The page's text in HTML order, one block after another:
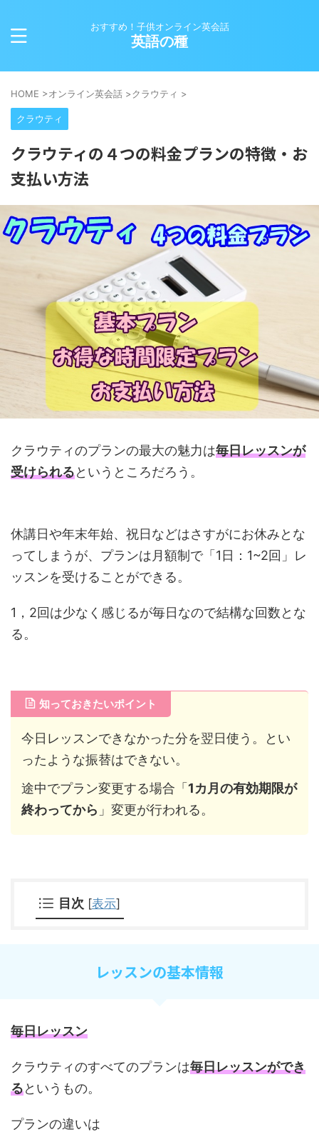
おすすめ！子供オンライン英会話
英語の種
HOME >オンライン英会話 >クラウティ >
クラウティ
クラウティの４つの料金プランの特徴・お
支払い方法
クラウティのプランの最大の魅力は毎日レッスンが
受けられるというところだろう。
休講日や年末年始、祝日などはさすがにお休みとな
ってしまうが、プランは月額制で「1日：1~2回」レ
ッスンを受けることができる。
1，2回は少なく感じるが毎日なので結構な回数とな
る。
知っておきたいポイント
今日レッスンできなかった分を翌日使う。とい
ったような振替はできない。
途中でプラン変更する場合「 1カ月の有効期限が
終わってから 」変更が行われる。
目次 [表示]
レッスンの基本情報
毎日レッスン
クラウティのすべてのプランは毎日レッスンができ
るというもの。
プランの違いは